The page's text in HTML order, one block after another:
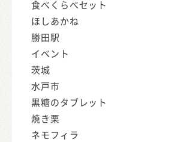
食べくらべセット
ほしあかね
勝田駅
イベント
茨城
水戸市
黒糖のタブレット
焼き栗
ネモフィラ